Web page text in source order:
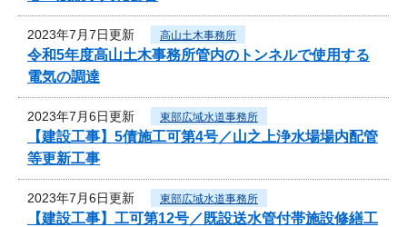
2023年7月7日更新 高山土木事務所
令和5年度高山土木事務所管内のトンネルで使用する
電気の調達
2023年7月6日更新 東部広域水道事務所
【建設工事】5債施工可第4号／山之上浄水場場内配管
等更新工事
2023年7月6日更新 東部広域水道事務所
【建設工事】工可第12号／既設送水管付帯施設修繕工